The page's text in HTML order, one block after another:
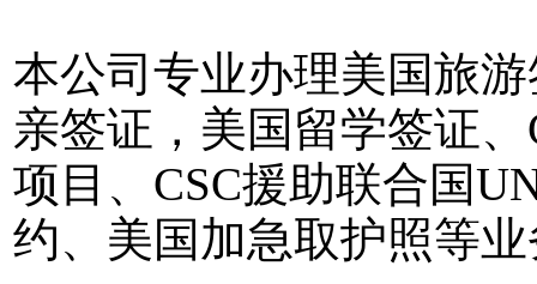
本公司专业办理美国旅
亲签证，美国留学签证
项目、CSC援助联合国
约、美国加急取护照等